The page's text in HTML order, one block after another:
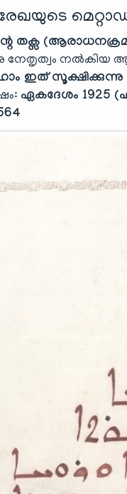
തക്സ
നേതൃത്വം നൽകിയ
ഇത് സൂക്ഷിക്കുന്നു
ഏകദേശം 1925